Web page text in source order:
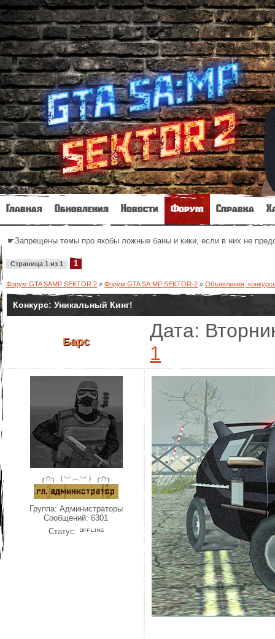
Главная Обновления Новости Форум Справка
☛Запрещены темы про якобы ложные баны и кики, если в них не
Страница 1 из 1 1
Форум GTA SAMP SEKTOR 2 » Форум GTA SA:MP SEKTOR-2 » Объявления,
Конкурс: Уникальный Кинг!
Барс
Дата:
1
╭∩╮（︶︿︶）╭∩╮
Группа: Администраторы
Сообщений:6301
Статус: